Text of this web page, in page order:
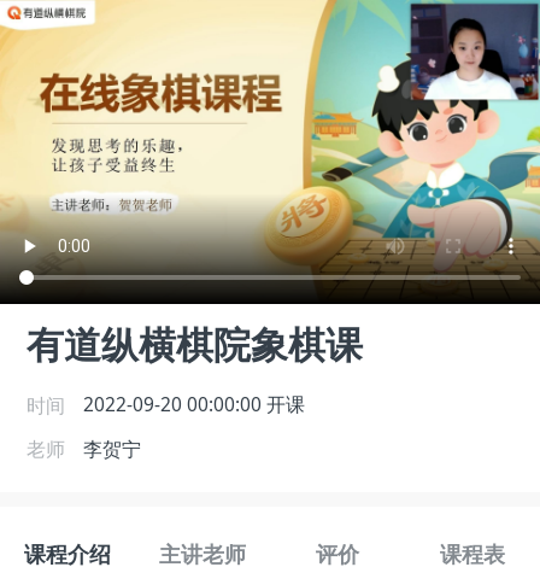
有道纵横棋院象棋课
时间 2022-09-20 00:00:00 开课
老师
李贺宁
课程介绍 主讲老师 评价 课程表